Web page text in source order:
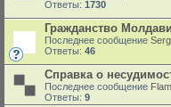
Ответы: 1730
Гражданство
Последнее сообщение
Ответы: 46
Справка о
Последнее сообщение
Ответы: 9